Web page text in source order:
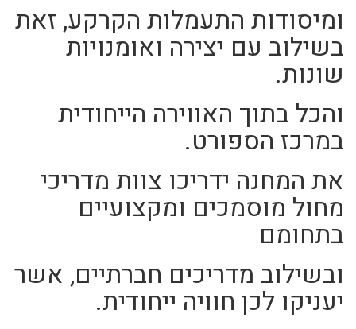
ומיסודות התעמלות הקרקע, זאת
בשילוב עם יצירה ואומנויות
שונות.
והכל בתוך האווירה הייחודית
במרכז הספורט.
את המחנה ידריכו צוות מדריכי
מחול מוסמכים ומקצועיים
בתחומם
ובשילוב מדריכים חברתיים, אשר
יעניקו לכן חוויה ייחודית.